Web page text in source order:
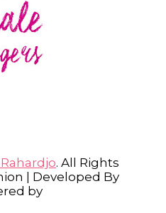
. All Rights
| Developed By
by